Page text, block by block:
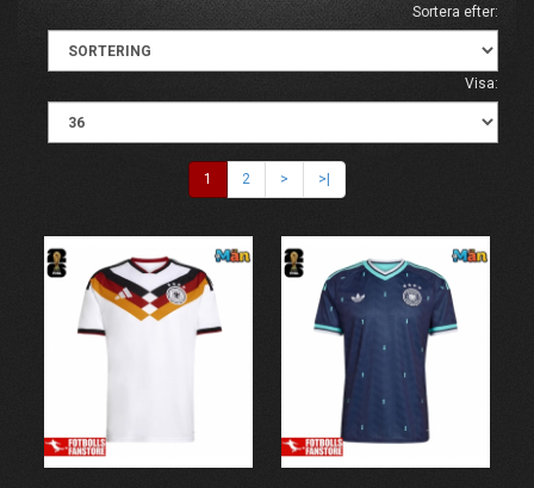
Sortera efter:
Visa:
1 2 > >|